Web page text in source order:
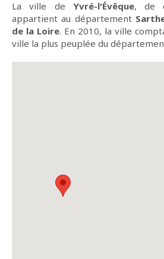
La ville de Yvré-l'Évêque, de
appartient au département
de la Loire. En 2010, la ville
ville la plus peuplée du